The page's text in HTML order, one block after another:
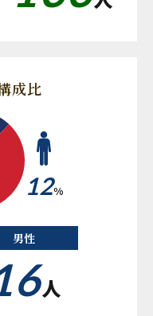
成比
12%
男性
人